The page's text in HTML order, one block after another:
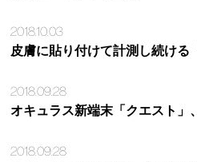
2018.10.03
皮膚に貼り付けて計測し続ける
2018.09.28
オキュラス新端末「クエスト」
2018.09.28